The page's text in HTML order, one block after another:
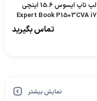
لپ تاپ ایسوس 15.6 اینچی
Expert Book P1503CVA i7
13620H 16GB 1TB TN
تماس بگیرید
نمایش بیشتر